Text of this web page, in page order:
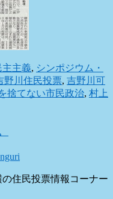
主主義, シンポジウム・
野川住民投票, 吉野川可
捨てない市民政治, 村上
住民投票情報コーナー